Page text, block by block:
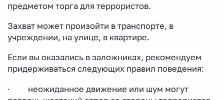
предметом торга для террористов.
Захват может произойти в транспорте, в
учреждении, на улице, в квартире.
Если вы оказались в заложниках, рекомендуем
придерживаться следующих правил поведения:
· неожиданное движение или шум могут